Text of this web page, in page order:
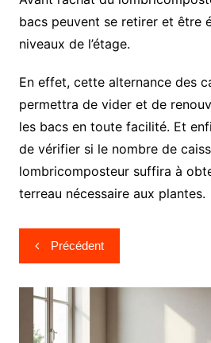
bacs peuvent se retirer et être
niveaux de l’étage.
En effet, cette alternance des
permettra de vider et de
les bacs en toute facilité. Et
de vérifier si le nombre de
lombricomposteur suffira à
terreau nécessaire aux plantes.
Navigation
de
l’article
Précédent